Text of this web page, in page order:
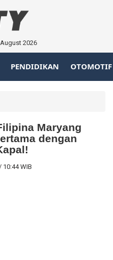
2026
PENDIDIKAN OTOMOTIF
Maryang
dengan
/ 10:44 WIB